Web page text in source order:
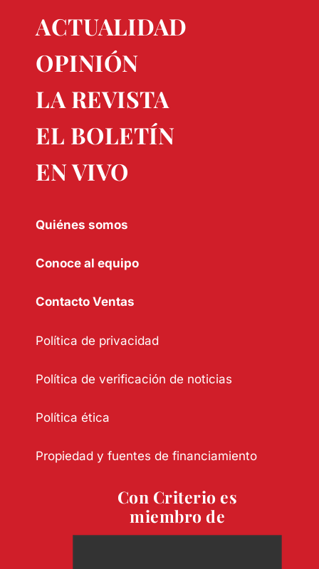
ACTUALIDAD
OPINIÓN
LA REVISTA
EL BOLETÍN
EN VIVO
Quiénes somos
Conoce al equipo
Contacto Ventas
Política de privacidad
Política de verificación de noticias
Política ética
Propiedad y fuentes de financiamiento
Con Criterio es
miembro de